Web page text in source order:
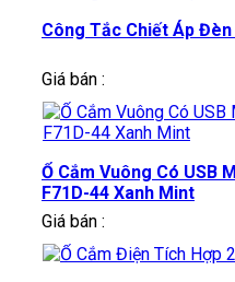
Công Tắc Chiết Áp Đèn
Giá bán :
Ổ Cắm Vuông Có USB
F71D-44 Xanh Mint
Giá bán :